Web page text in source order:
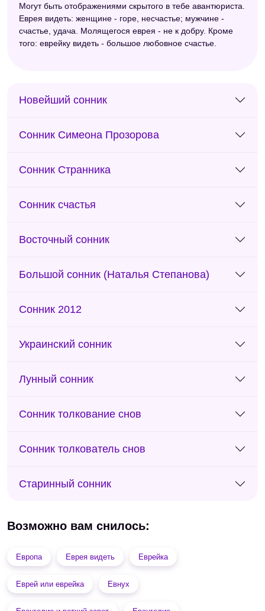
Могут быть отображениями скрытого в тебе авантюриста.
Еврея видеть: женщине - горе, несчастье; мужчине -
счастье, удача. Молящегося еврея - не к добру. Кроме
того: еврейку видеть - большое любовное счастье.
Новейший сонник
Сонник Симеона Прозорова
Сонник Странника
Сонник счастья
Восточный сонник
Большой сонник (Наталья Степанова)
Сонник 2012
Украинский сонник
Лунный сонник
Сонник толкование снов
Сонник толкователь снов
Старинный сонник
Возможно вам снилось:
Европа Еврея видеть Еврейка
Еврей или еврейка Евнух